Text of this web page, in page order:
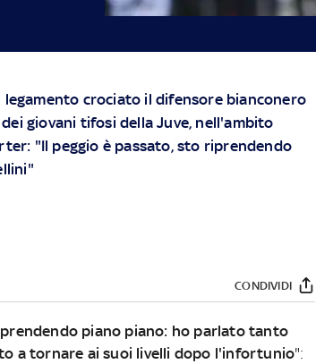
crociato il difensore bianconero
giovani tifosi della Juve, nell'ambito
"Il peggio è passato, sto riprendendo
CONDIVIDI
piano piano: ho parlato tanto
a tornare ai suoi livelli dopo l'infortunio":